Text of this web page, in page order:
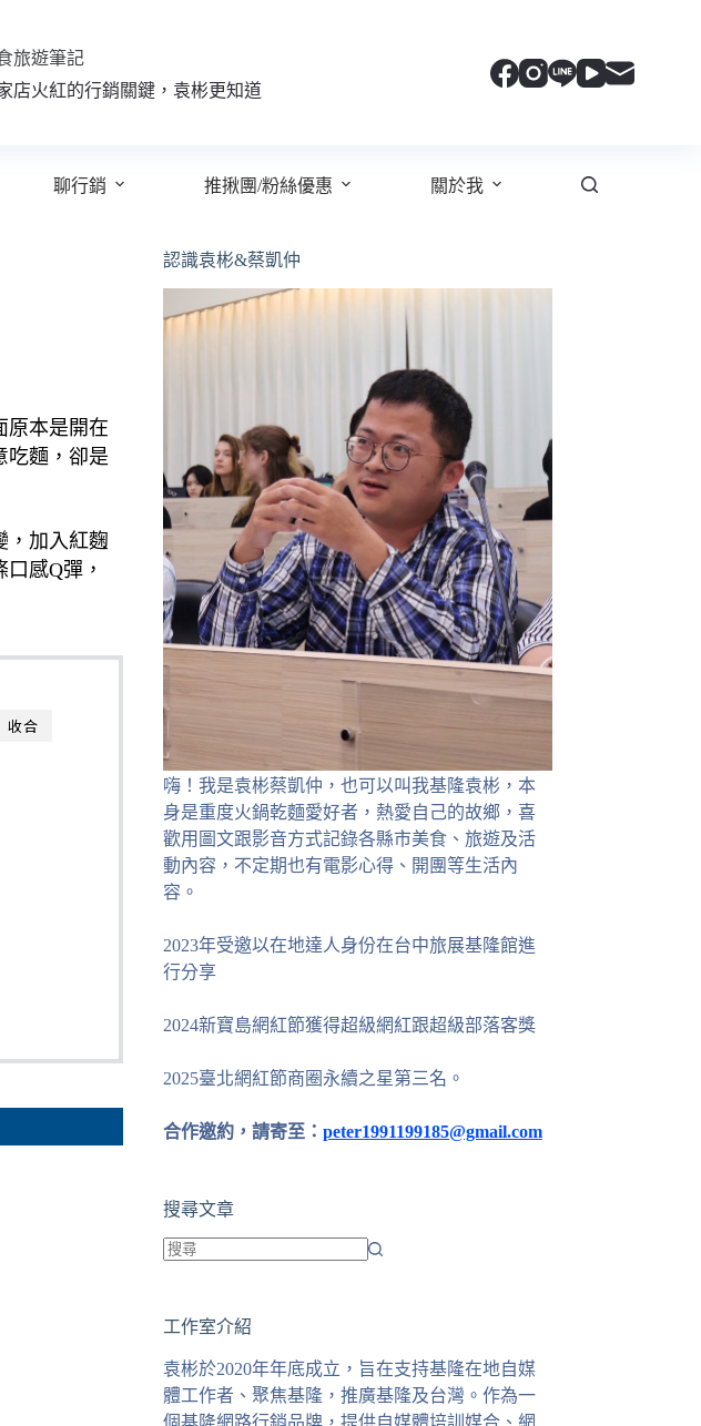
旅遊筆記
店火紅的行銷關鍵，袁彬更知道
聊行銷 推揪團/粉絲優惠 關於我
原本是開在
吃麵，卻是
，加入紅麴
感Q彈，
收合
認識袁彬&蔡凱仲
嗨！我是袁彬蔡凱仲，也可以叫我基隆袁彬，本
身是重度火鍋乾麵愛好者，熱愛自己的故鄉，喜
歡用圖文跟影音方式記錄各縣市美食、旅遊及活
動內容，不定期也有電影心得、開團等生活內
容。
2023年受邀以在地達人身份在台中旅展基隆館進
行分享
2024新寶島網紅節獲得超級網紅跟超級部落客獎
2025臺北網紅節商圈永續之星第三名。
合作邀約，請寄至： peter1991199185@gmail.com
搜尋文章
到
合
條
工作室介紹
袁彬於2020年年底成立，旨在支持基隆在地自媒
體工作者、聚焦基隆，推廣基隆及台灣。作為一